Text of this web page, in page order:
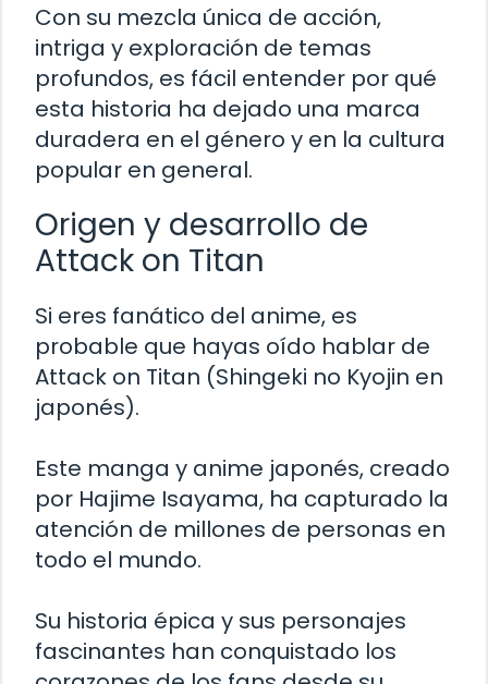
Con su mezcla única de acción,
intriga y exploración de temas
profundos, es fácil entender por qué
esta historia ha dejado una marca
duradera en el género y en la cultura
popular en general.
Origen y desarrollo de
Attack on Titan
Si eres fanático del anime, es
probable que hayas oído hablar de
Attack on Titan (Shingeki no Kyojin en
japonés).
Este manga y anime japonés, creado
por Hajime Isayama, ha capturado la
atención de millones de personas en
todo el mundo.
Su historia épica y sus personajes
fascinantes han conquistado los